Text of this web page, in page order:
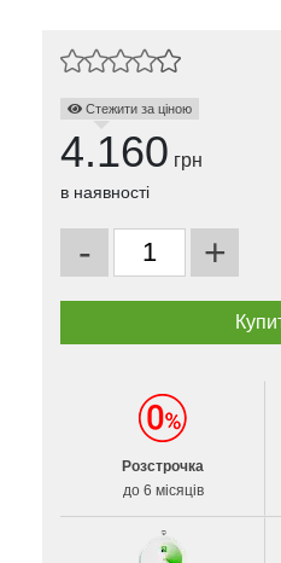
Стежити за ціною
4.160 грн
в наявності
- +
Розстрочка
до 6 місяців